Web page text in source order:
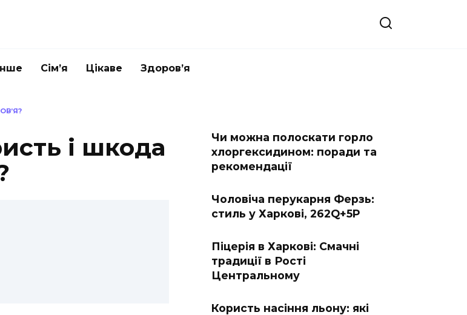
Сім’я Цікаве Здоров’я
і шкода
Чи можна полоскати горло
хлоргексидином: поради та
рекомендації
Чоловіча перукарня Ферзь:
стиль у Харкові, 262Q+5P
Піцерія в Харкові: Смачні
традиції в Рості
Центральному
Користь насіння льону: які